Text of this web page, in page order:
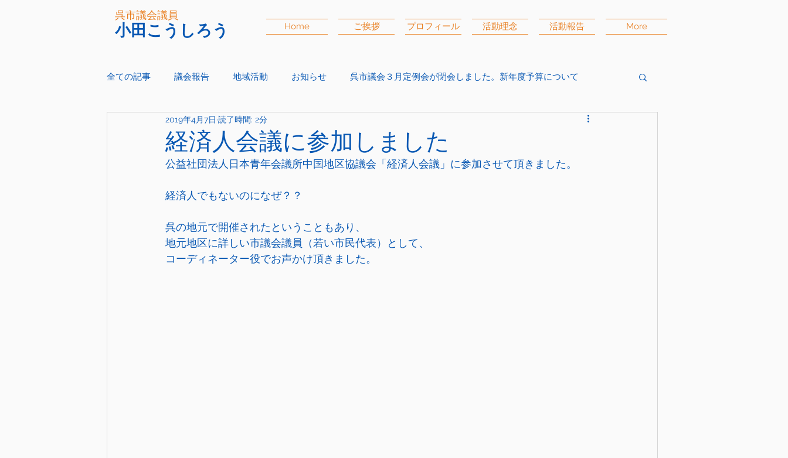
呉市議会議員
小田こうしろう Home ご挨拶 プロフィール 活動理念 活動報告 More
全ての記事 議会報告 地域活動 お知らせ 呉市議会３月定例会が閉会しました。新年度予算について
経済人会議に参加しました
2019年4月7日 読了時間: 2分
公益社団法人日本青年会議所中国地区協議会「経済人会議」に参加させて頂きました。
経済人でもないのになぜ？？
呉の地元で開催されたということもあり、
地元地区に詳しい市議会議員（若い市民代表）として、
コーディネーター役でお声かけ頂きました。